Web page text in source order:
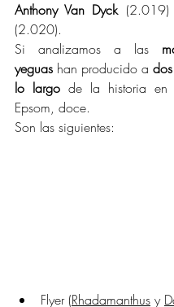
Anthony Van Dyck
(2.020).
Si analizamos a las
yeguas han producido a
lo largo de la historia en
Epsom, doce.
Son las siguientes:
Flyer (Rhadamanthus y